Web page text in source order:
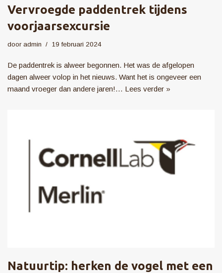
Vervroegde paddentrek tijdens
voorjaarsexcursie
door admin 19 februari 2024
De paddentrek is alweer begonnen. Het was de afgelopen
dagen alweer volop in het nieuws. Want het is ongeveer een
maand vroeger dan andere jaren!… Lees verder »
Natuurtip: herken de vogel met een